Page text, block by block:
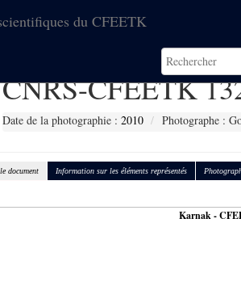
du CFEETK
CNRS-CFEETK
Date de la photographie : 2010 Photographe :
document Information sur les éléments représentés